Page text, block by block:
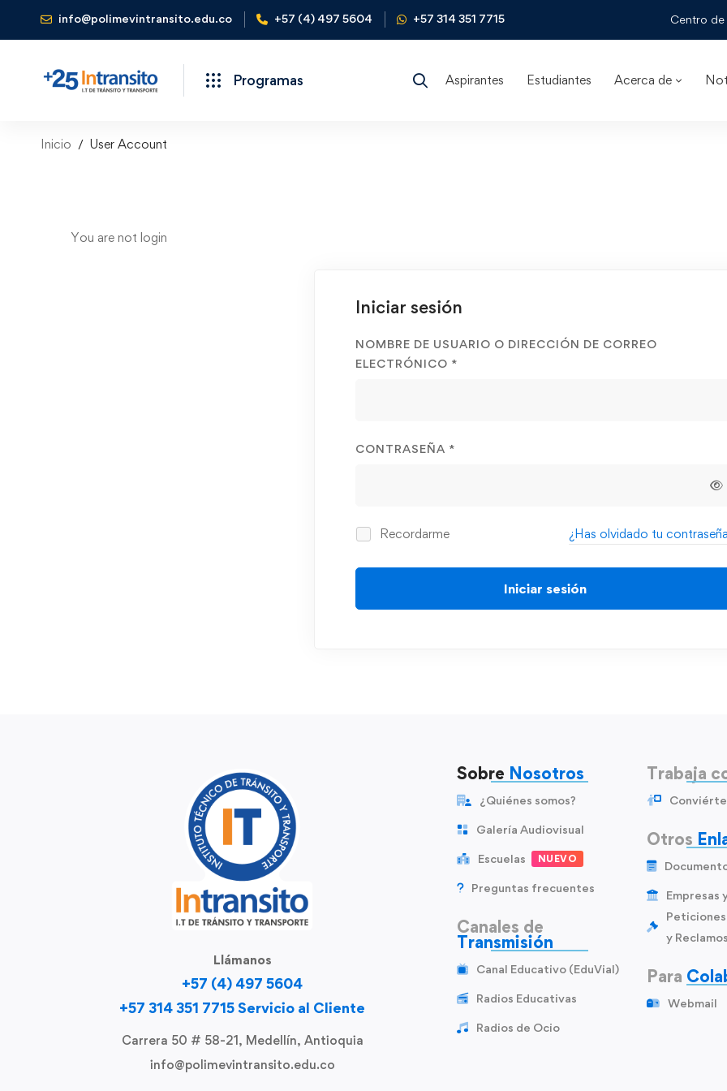
info@polimevintransito.edu.co +57 (4) 497 5604 +57 314 351 7715 Centro
Programas Aspirantes Estudiantes Acerca de
Inicio User Account
You are not login
Iniciar sesión
NOMBRE DE USUARIO O DIRECCIÓN DE CORREO
ELECTRÓNICO *
CONTRASEÑA *
Recordarme ¿Has olvidado tu
Iniciar sesión
Llámanos
+57 (4) 497 5604
+57 314 351 7715 Servicio al Cliente
Carrera 50 # 58-21, Medellín, Antioquia
info@polimevintransito.edu.co
Sobre Nosotros
¿Quiénes somos?
Galería Audiovisual
Escuelas NUEVO
Preguntas frecuentes
Canales de
Transmisión
Canal Educativo (EduVial)
Radios Educativas
Radios de Ocio
Trabaja
Otros
Empresas
y
Para
Webmail